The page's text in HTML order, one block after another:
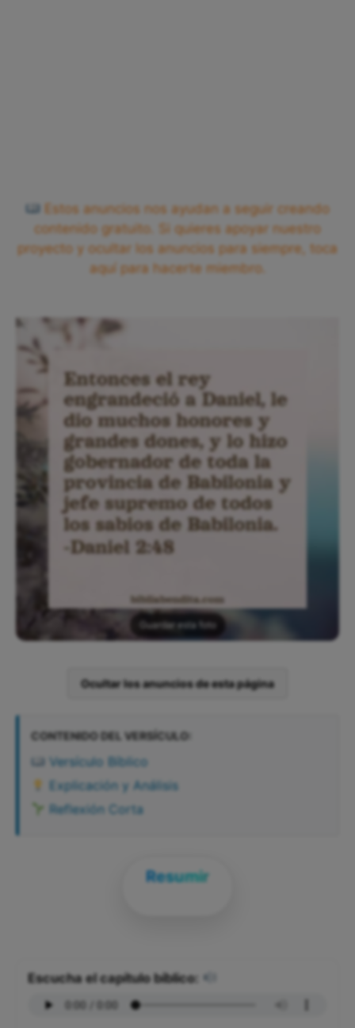
Estos anuncios nos ayudan a seguir creando
contenido gratuito. Si quieres apoyar nuestro
proyecto y ocultar los anuncios para siempre, toca
aquí para hacerte miembro.
Guardar esta foto
Ocultar los anuncios de esta página
CONTENIDO DEL VERSÍCULO:
Versículo Bíblico
Explicación y Análisis
Reflexión Corta
Resumir
Escucha el capítulo bíblico: